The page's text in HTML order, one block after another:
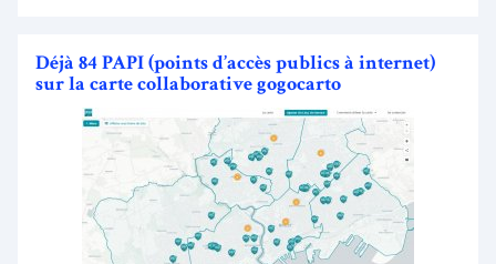
Déjà 84 PAPI (points d’accès publics à internet)
sur la carte collaborative gogocarto